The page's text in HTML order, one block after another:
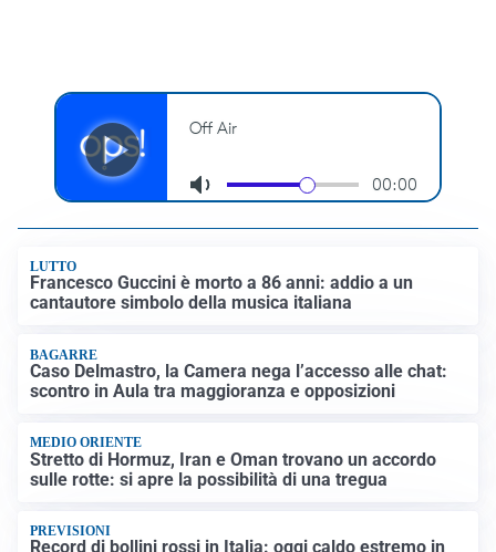
LUTTO
Francesco Guccini è morto a 86 anni: addio a un
cantautore simbolo della musica italiana
BAGARRE
Caso Delmastro, la Camera nega l’accesso alle chat:
scontro in Aula tra maggioranza e opposizioni
MEDIO ORIENTE
Stretto di Hormuz, Iran e Oman trovano un accordo
sulle rotte: si apre la possibilità di una tregua
PREVISIONI
Record di bollini rossi in Italia: oggi caldo estremo in